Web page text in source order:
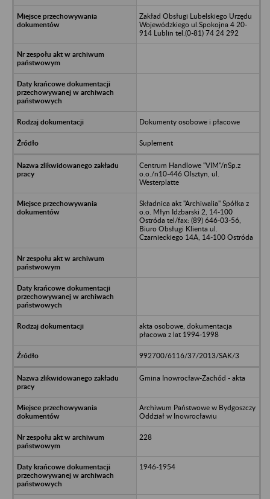
Zakład Obsługi Lubelskiego Urzędu
Wojewódzkiego ul.Spokojna 4 20-
914 Lublin tel.(0-81) 74 24 292
Dokumenty osobowe i płacowe
Suplement
Centrum Handlowe "VIM"/nSp.z
o.o./n10-446 Olsztyn, ul.
Westerplatte
Składnica akt "Archiwalia" Spółka z
o.o. Młyn Idzbarski 2, 14-100
Ostróda tel/fax: (89) 646-03-56,
Biuro Obsługi Klienta ul.
Czarnieckiego 14A, 14-100 Ostróda
akta osobowe, dokumentacja
płacowa z lat 1994-1998
992700/6116/37/2013/SAK/3
Gmina Inowrocław-Zachód - akta
Archiwum Państwowe w Bydgoszczy
Oddział w Inowrocławiu
228
1946-1954